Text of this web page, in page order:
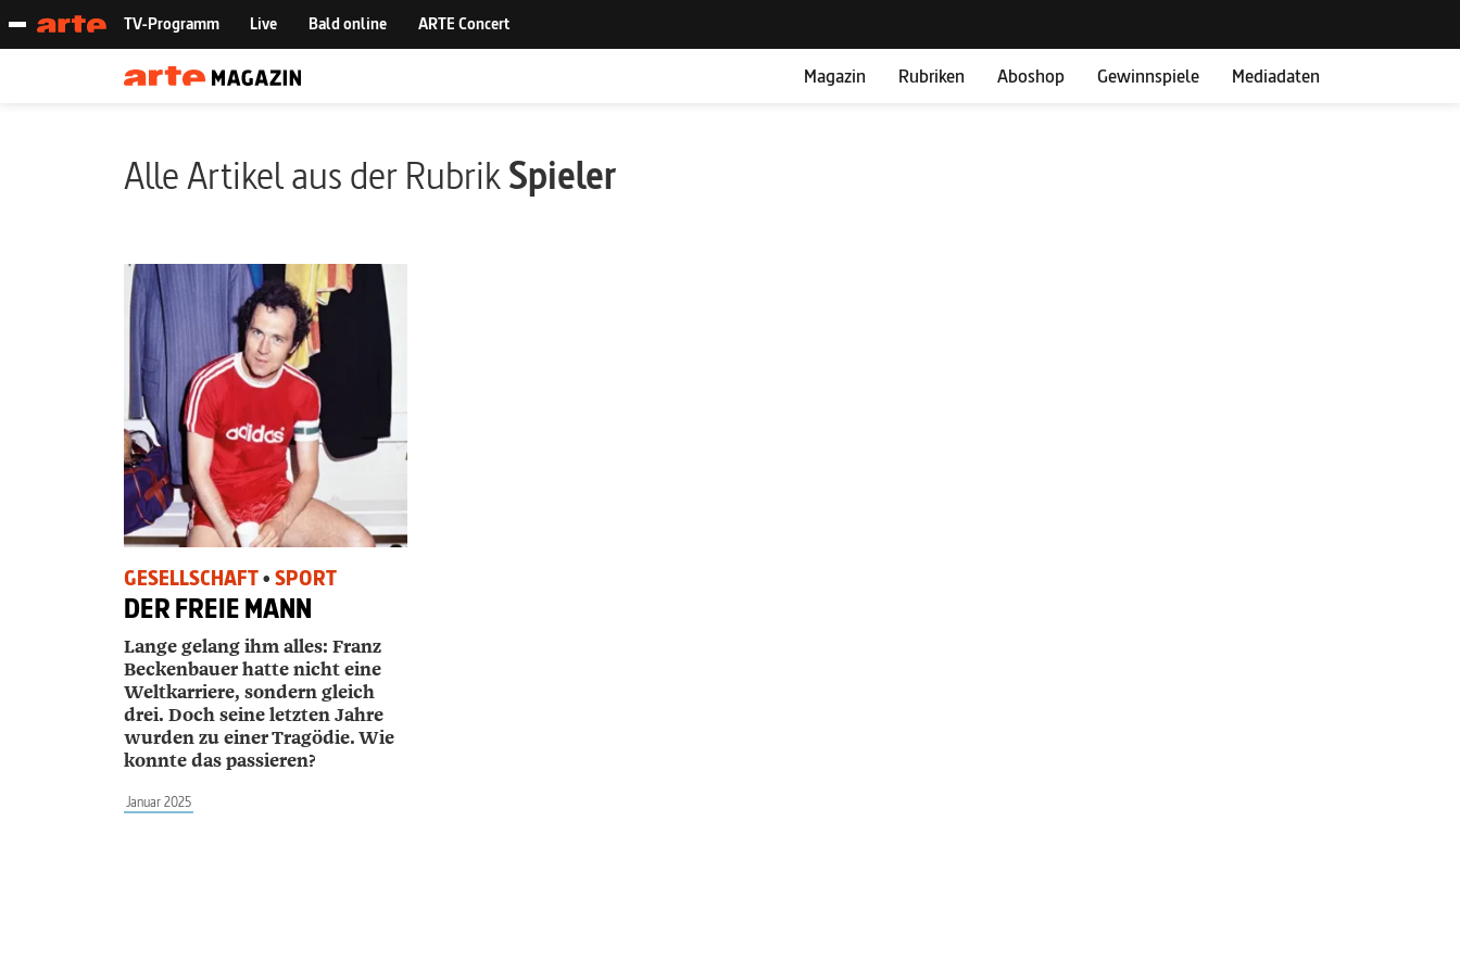
Magazin Rubriken Aboshop Gewinnspiele Mediadaten
Alle Artikel aus der RubrikSpieler
GESELLSCHAFT• SPORT
DER FREIE MANN
Lange gelang ihm alles: Franz
Beckenbauer hatte nicht eine
Weltkarriere, sondern gleich
drei. Doch seine letzten Jahre
wurden zu einer Tragödie. Wie
konnte das passieren?
Januar 2025